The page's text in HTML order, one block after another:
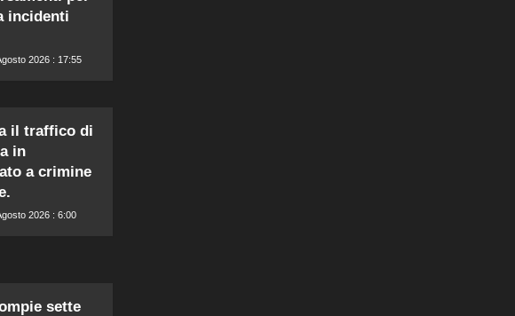
incidenti
2026 : 17:55
il traffico di
in
a crimine
2026 : 6:00
sette